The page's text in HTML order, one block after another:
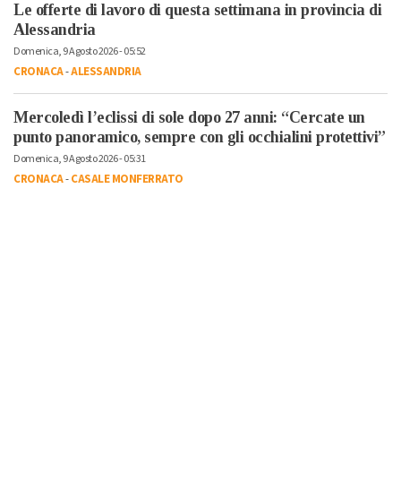
Le offerte di lavoro di questa settimana in provincia di
Alessandria
Domenica, 9 Agosto 2026 - 05:52
CRONACA-ALESSANDRIA
Mercoledì l’eclissi di sole dopo 27 anni: “Cercate un
punto panoramico, sempre con gli occhialini protettivi”
Domenica, 9 Agosto 2026 - 05:31
CRONACA-CASALE MONFERRATO